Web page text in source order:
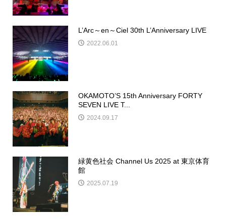
L’Arc～en～Ciel 30th L’Anniversary LIVE
2022.06.01
OKAMOTO’S 15th Anniversary FORTY
SEVEN LIVE T...
2024.09.17
緑黄色社会 Channel Us 2025 at 東京体育
館
2025.07.19